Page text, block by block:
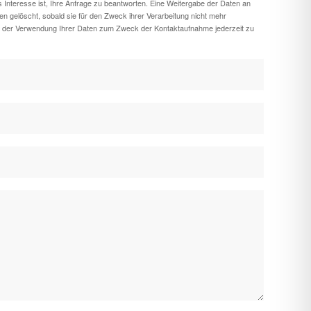
ist, Ihre Anfrage zu beantworten. Eine Weitergabe der Daten an
gelöscht, sobald sie für den Zweck ihrer Verarbeitung nicht mehr
Verwendung Ihrer Daten zum Zweck der Kontaktaufnahme jederzeit zu